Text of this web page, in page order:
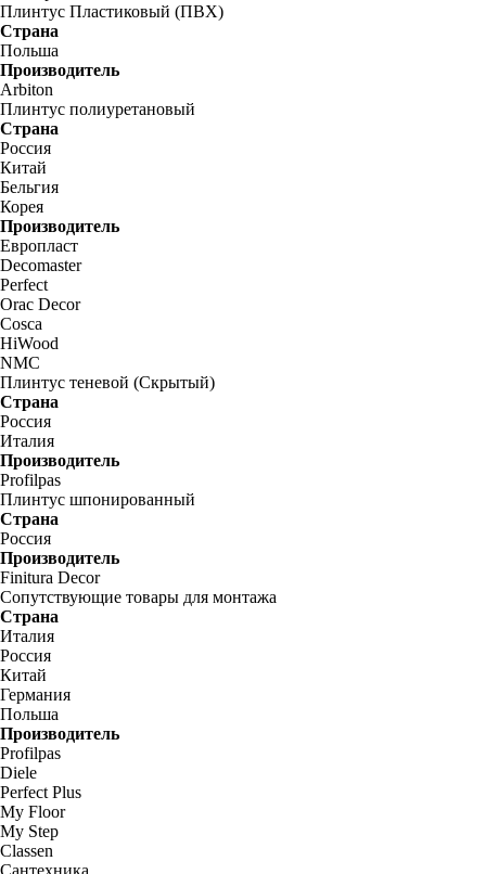
Плинтус Пластиковый (ПВХ)
Страна
Польша
Производитель
Arbiton
Плинтус полиуретановый
Страна
Россия
Китай
Бельгия
Корея
Производитель
Европласт
Decomaster
Perfect
Orac Decor
Cosca
HiWood
NMC
Плинтус теневой (Скрытый)
Страна
Россия
Италия
Производитель
Profilpas
Плинтус шпонированный
Страна
Россия
Производитель
Finitura Decor
Сопутствующие товары для монтажа
Страна
Италия
Россия
Китай
Германия
Польша
Производитель
Profilpas
Diele
Perfect Plus
My Floor
My Step
Classen
Сантехника